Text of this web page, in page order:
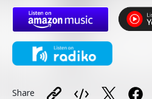
Share